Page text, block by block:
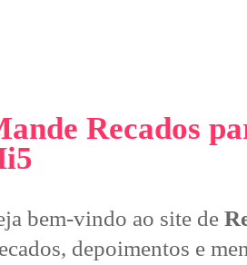
Recados
bem-vindo ao site de
depoimentos e